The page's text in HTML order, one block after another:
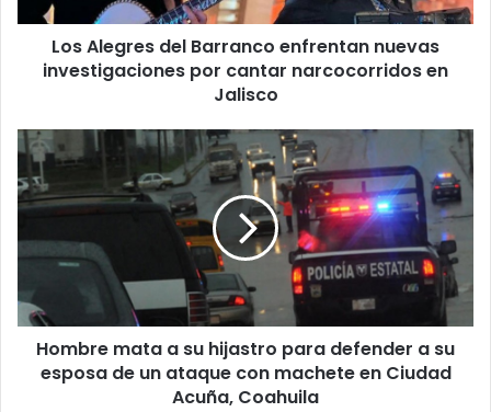
cantar
narcocorridos
Los Alegres del Barranco enfrentan nuevas
investigaciones por cantar narcocorridos en
Jalisco
Hombre
mata
a
su
para
a
su
esposa
Hombre mata a su hijastro para defender a su
esposa de un ataque con machete en Ciudad
Acuña, Coahuila